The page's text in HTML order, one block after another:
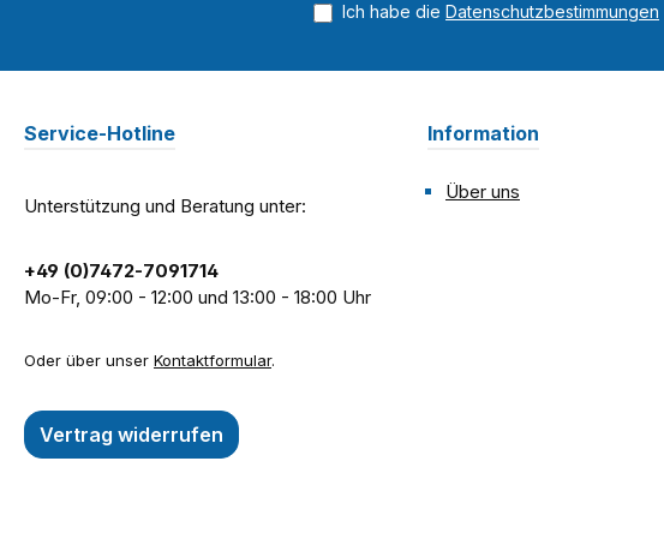
Ich habe die Datenschutzbestimmungen
Service-Hotline
Unterstützung und Beratung unter:
+49 (0)7472-7091714
Mo-Fr, 09:00 - 12:00 und 13:00 - 18:00 Uhr
Oder über unser Kontaktformular.
Vertrag widerrufen
Information
Über uns